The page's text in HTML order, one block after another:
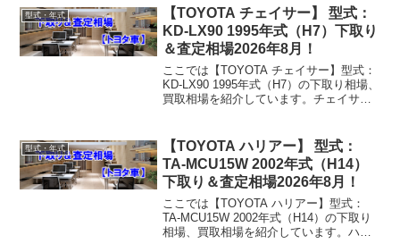
円～159万円買取り相場：マ...
型式・年式
【TOYOTA チェイサー】 型式：
KD-LX90 1995年式（H7）下取り
＆査定相場2026年8月！
ここでは【TOYOTA チェイサー】型式：
KD-LX90 1995年式（H7）の下取り相場、
買取相場を紹介しています。チェイサー
円買取り相場：マイナス...
型式・年式
【TOYOTA ハリアー】 型式：
TA-MCU15W 2002年式（H14）
下取り＆査定相場2026年8月！
ここでは【TOYOTA ハリアー】型式：
TA-MCU15W 2002年式（H14）の下取り
相場、買取相場を紹介しています。ハリ